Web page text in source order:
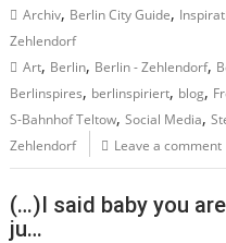
Archiv, Berlin City Guide,
Zehlendorf
Art, Berlin, Berlin - Zehlendorf,
Berlinspires, berlinspiriert, blog,
S-Bahnhof Teltow,Social Media,
Zehlendorf Leave a comment
(…)I said baby you
ju…